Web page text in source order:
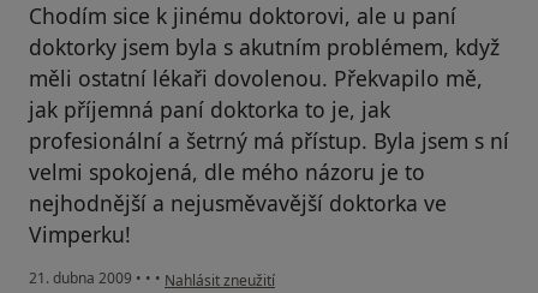
Chodím sice k jinému doktorovi, ale u paní
doktorky jsem byla s akutním problémem, když
měli ostatní lékaři dovolenou. Překvapilo mě,
jak příjemná paní doktorka to je, jak
profesionální a šetrný má přístup. Byla jsem s ní
velmi spokojená, dle mého názoru je to
nejhodnější a nejusměvavější doktorka ve
Vimperku!
21. dubna 2009 • • • podle názoru uživatele Alena
Nahlásit zneužití